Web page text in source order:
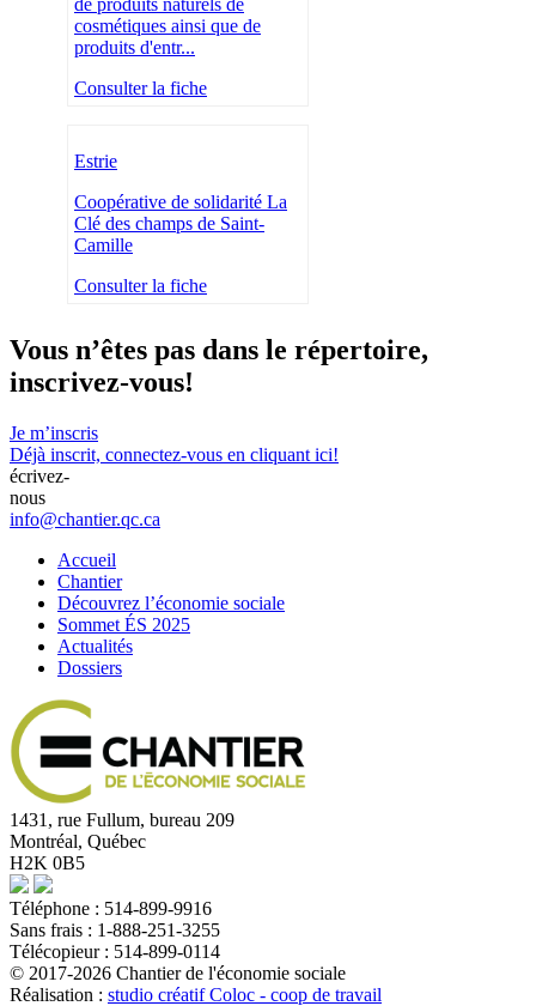
de produits naturels de
cosmétiques ainsi que de
produits d'entr...
Consulter la fiche
Estrie
Coopérative de solidarité La
Clé des champs de Saint-
Camille
Consulter la fiche
Vous n’êtes pas dans le répertoire,
inscrivez-vous!
Je m’inscris
Déjà inscrit, connectez-vous en cliquant ici!
écrivez-
nous
info@chantier.qc.ca
Accueil
Chantier
Découvrez l’économie sociale
Sommet ÉS 2025
Actualités
Dossiers
1431, rue Fullum, bureau 209
Montréal, Québec
H2K 0B5
Téléphone : 514-899-9916
Sans frais : 1-888-251-3255
Télécopieur : 514-899-0114
© 2017-2026 Chantier de l'économie sociale
Réalisation : studio créatif Coloc - coop de travail